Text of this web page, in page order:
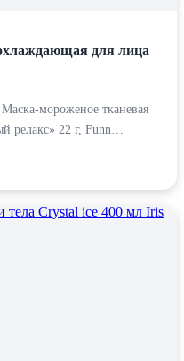
для лица
мороженое тканевая
релакс» 22 г, Funn…